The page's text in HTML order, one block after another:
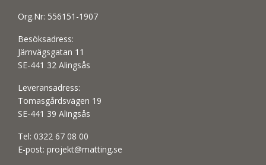
Org.Nr: 556151-1907
Besöksadress:
Järnvägsgatan 11
SE-441 32 Alingsås
Leveransadress:
Tomasgårdsvägen 19
SE-441 39 Alingsås
Tel: 0322 67 08 00
E-post: projekt@matting.se